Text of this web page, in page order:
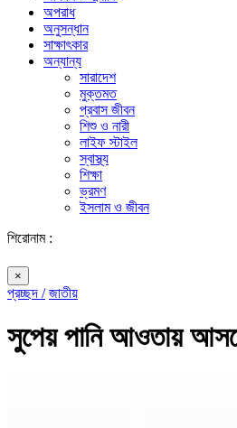
অপরাধ
অনুসন্ধান
সাক্ষাৎকার
অন্যান্য
সারাদেশ
মুক্তমত
প্রবাস জীবন
শিশু ও নারী
লাইফ স্টাইল
স্বাস্থ্য
শিক্ষা
ভ্রমণ
ইসলাম ও জীবন
শিরোনাম :
×
প্রচ্ছদ / জাতীয়
সুপেয় পানি আওতায়